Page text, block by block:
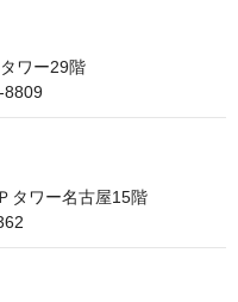
ワー29階
8809